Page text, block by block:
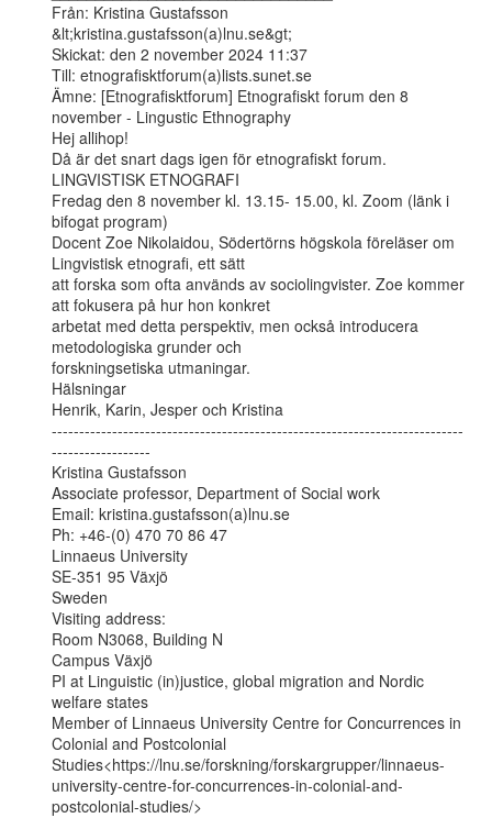
Från: Kristina Gustafsson
&lt;kristina.gustafsson(a)lnu.se&gt;
Skickat: den 2 november 2024 11:37
Till: etnografisktforum(a)lists.sunet.se
Ämne: [Etnografisktforum] Etnografiskt forum den 8
november - Lingustic Ethnography
Hej allihop!
Då är det snart dags igen för etnografiskt forum.
LINGVISTISK ETNOGRAFI
Fredag den 8 november kl. 13.15- 15.00, kl. Zoom (länk i
bifogat program)
Docent Zoe Nikolaidou, Södertörns högskola föreläser om
Lingvistisk etnografi, ett sätt
att forska som ofta används av sociolingvister. Zoe kommer
att fokusera på hur hon konkret
arbetat med detta perspektiv, men också introducera
metodologiska grunder och
forskningsetiska utmaningar.
Hälsningar
Henrik, Karin, Jesper och Kristina
---------------------------------------------------------------------------
------------------
Kristina Gustafsson
Associate professor, Department of Social work
Email: kristina.gustafsson(a)lnu.se
Ph: +46-(0) 470 70 86 47
Linnaeus University
SE-351 95 Växjö
Sweden
Visiting address:
Room N3068, Building N
Campus Växjö
PI at Linguistic (in)justice, global migration and Nordic
welfare states
Member of Linnaeus University Centre for Concurrences in
Colonial and Postcolonial
Studies<https://lnu.se/forskning/forskargrupper/linnaeus-
university-centre-for-concurrences-in-colonial-and-
postcolonial-studies/>